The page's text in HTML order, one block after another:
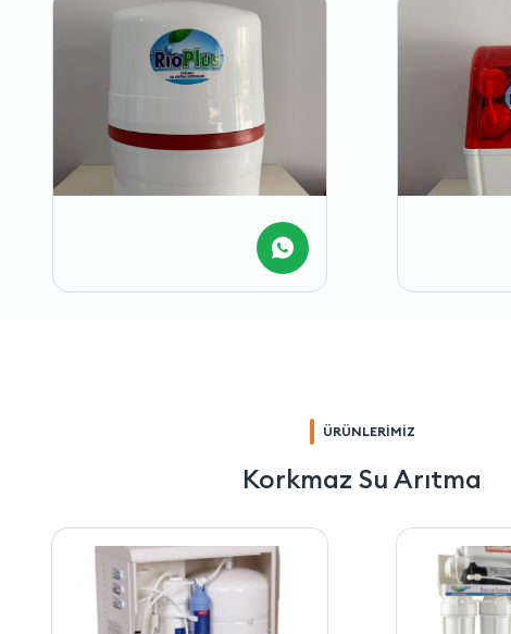
ÜRÜNLERİMİZ
Korkmaz Su Arıtma